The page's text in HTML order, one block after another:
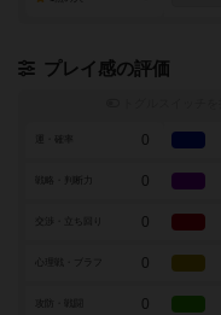
プレイ感の評価
0
戦略・判断力 0
0
0
0